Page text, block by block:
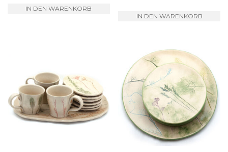
IN DEN WARENKORB
IN DEN WARENKORB